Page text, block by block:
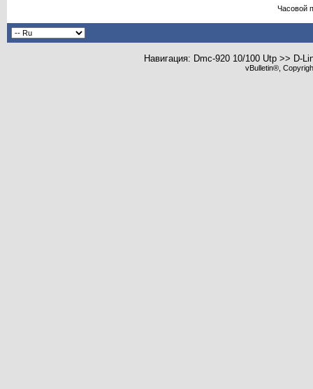
Часовой
Навигация: Dmc-920 10/100 Utp >> D-
vBulletin®,